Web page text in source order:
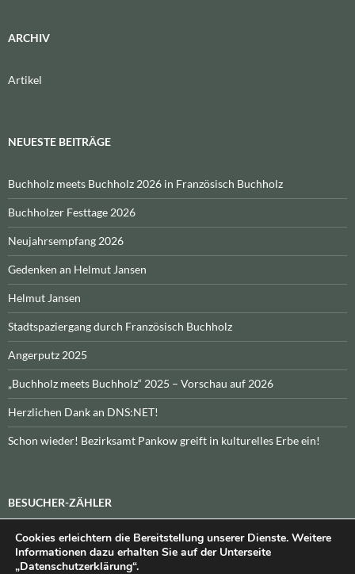
ARCHIV
Artikel
NEUESTE BEITRÄGE
Buchholz meets Buchholz 2026 in Französisch Buchholz
Buchholzer Festtage 2026
Neujahrsempfang 2026
Gedenken an Helmut Jansen
Helmut Jansen
Stadtspaziergang durch Französisch Buchholz
Angerputz 2025
„Buchholz meets Buchholz“ 2025 – Vorschau auf 2026
Herzlichen Dank an DNS:NET!
Schon wieder! Bezirksamt Pankow greift in kulturelles Erbe ein!
BESUCHER-ZÄHLER
Heute:_\n\nInsgesamt:_
Cookies erleichtern die Bereitstellung unserer Dienste. Weitere
Informationen dazu erhalten Sie auf der Unterseite
„Datenschutzerklärung“.